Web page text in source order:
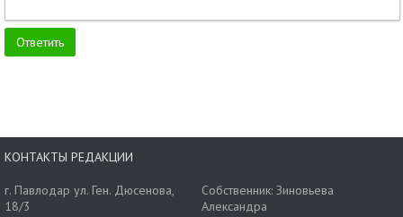
КОНТАКТЫ РЕДАКЦИИ
г. Павлодар ул. Ген. Дюсенова,
18/3
Собственник: Зиновьева
Александра